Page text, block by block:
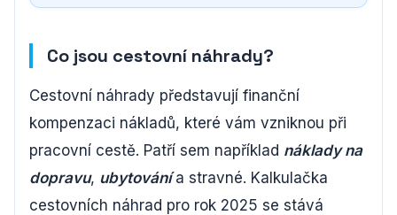
Co jsou cestovní náhrady?
Cestovní náhrady představují finanční
kompenzaci nákladů, které vám vzniknou při
pracovní cestě. Patří sem například náklady na
dopravu, ubytovánía stravné. Kalkulačka
cestovních náhrad pro rok 2025 se stává